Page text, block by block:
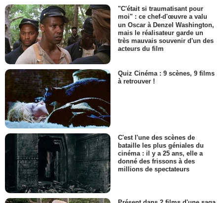
"C'était si traumatisant pour
moi" : ce chef-d'œuvre a valu
un Oscar à Denzel Washington,
mais le réalisateur garde un
très mauvais souvenir d'un des
acteurs du film
Quiz Cinéma : 9 scènes, 9 films
à retrouver !
C'est l'une des scènes de
bataille les plus géniales du
cinéma : il y a 25 ans, elle a
donné des frissons à des
millions de spectateurs